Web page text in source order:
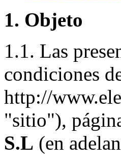
1. Objeto
1.1. Las
condiciones
http://
"sitio"),
S.L (en